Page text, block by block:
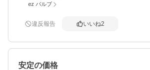
ez バルブ
違反報告 いいね2
安定の価格